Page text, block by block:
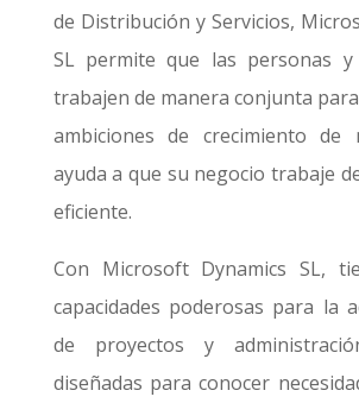
de Distribución y Servicios,
SL permite que las personas y
trabajen de manera conjunta
ambiciones de crecimiento de
ayuda a que su negocio trabaje
eficiente.
Con Microsoft Dynamics SL,
capacidades poderosas para la
de proyectos y
diseñadas para conocer